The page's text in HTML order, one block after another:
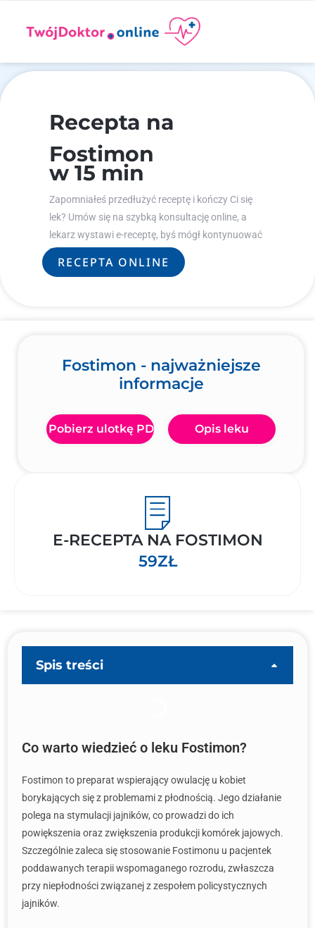
Recepta na
Fostimon
w 15 min
Zapomniałeś przedłużyć receptę i kończy Ci się
lek? Umów się na szybką konsultację online, a
lekarz wystawi e-receptę, byś mógł kontynuować
leczenie.
RECEPTA ONLINE
Fostimon - najważniejsze
informacje
Pobierz ulotkę PDF Opis leku
E-RECEPTA NA FOSTIMON
59ZŁ
Spis treści
Co warto wiedzieć o leku Fostimon?
Fostimon to preparat wspierający owulację u kobiet
borykających się z problemami z płodnością. Jego działanie
polega na stymulacji jajników, co prowadzi do ich
powiększenia oraz zwiększenia produkcji komórek jajowych.
Szczególnie zaleca się stosowanie Fostimonu u pacjentek
poddawanych terapii wspomaganego rozrodu, zwłaszcza
przy niepłodności związanej z zespołem policystycznych
jajników.